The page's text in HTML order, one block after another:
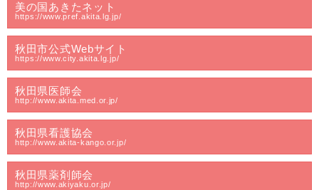
美の国あきたネット
https://www.pref.akita.lg.jp/
秋田市公式Webサイト
https://www.city.akita.lg.jp/
秋田県医師会
http://www.akita.med.or.jp/
秋田県看護協会
http://www.akita-kango.or.jp/
秋田県薬剤師会
http://www.akiyaku.or.jp/